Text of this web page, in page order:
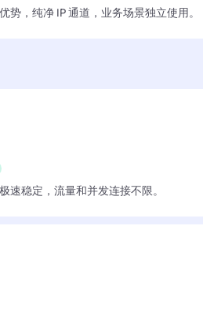
势，纯净 IP 通道，业务场景独立使用。
速稳定，流量和并发连接不限。